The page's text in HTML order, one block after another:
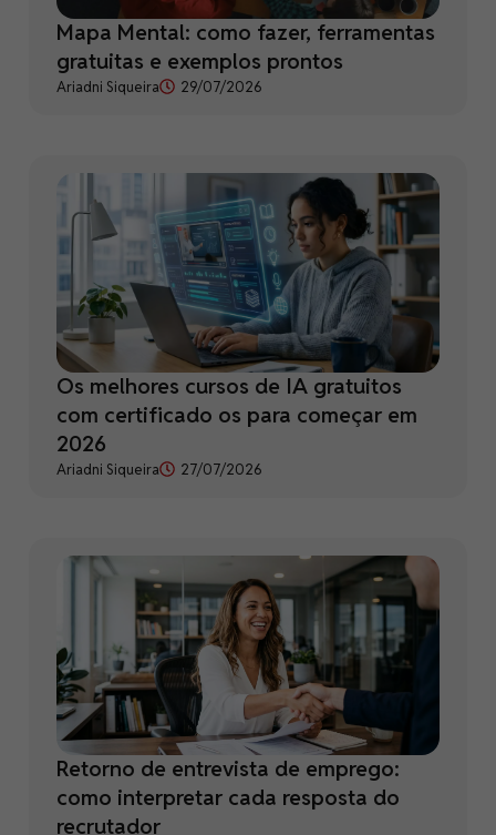
Mapa Mental: como fazer, ferramentas
gratuitas e exemplos prontos
Ariadni Siqueira 29/07/2026
Os melhores cursos de IA gratuitos
com certificado os para começar em
2026
Ariadni Siqueira 27/07/2026
Retorno de entrevista de emprego:
como interpretar cada resposta do
recrutador